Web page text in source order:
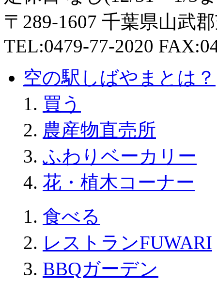
〒289-1607 千葉県山武
TEL:0479-77-2020
空の駅しばやまとは？
買う
農産物直売所
ふわりベーカリー
花・植木コーナー
食べる
レストランFUWARI
BBQガーデン